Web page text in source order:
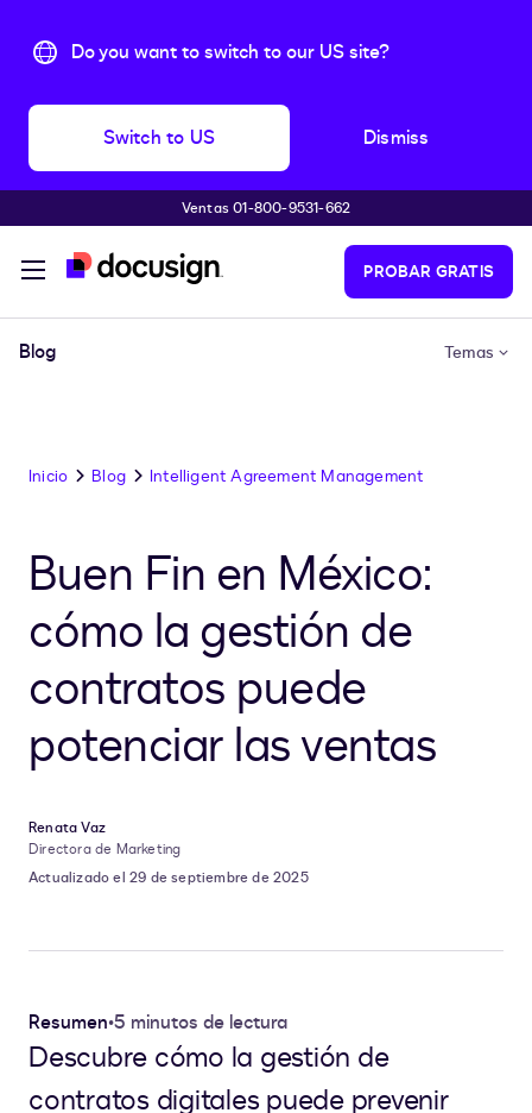
Do you want to switch to our US site?
Switch to US Dismiss
Accede al contenido principalVentas 01-800-9531-662
PROBAR GRATIS
Blog Temas
Inicio Blog Intelligent Agreement Management
Buen Fin en México:
cómo la gestión de
contratos puede
potenciar las ventas
Renata Vaz
Directora de Marketing
Actualizado el 29 de septiembre de 2025
Resumen•5 minutos de lectura
Descubre cómo la gestión de
contratos digitales puede prevenir